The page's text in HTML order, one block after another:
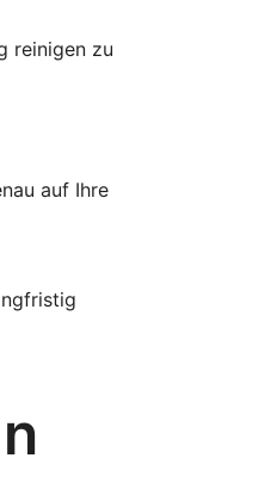
reinigen zu
auf Ihre